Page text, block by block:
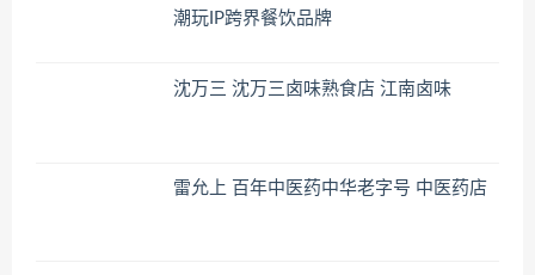
潮玩IP跨界餐饮品牌
沈万三 沈万三卤味熟食店 江南卤味
雷允上 百年中医药中华老字号 中医药店